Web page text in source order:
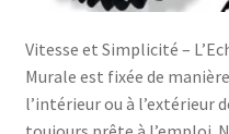
Vitesse et Simplicité –
Murale est fixée de
l’intérieur ou à l’extérieur